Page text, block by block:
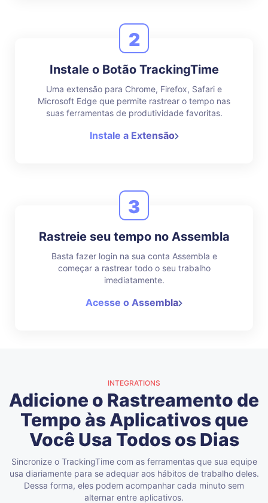
2
Instale o Botão TrackingTime
Uma extensão para Chrome, Firefox, Safari e
Microsoft Edge que permite rastrear o tempo nas
suas ferramentas de produtividade favoritas.
Instale a Extensão
3
Rastreie seu tempo no Assembla
Basta fazer login na sua conta Assembla e
começar a rastrear todo o seu trabalho
imediatamente.
Acesse o Assembla
INTEGRATIONS
Adicione o Rastreamento de
Tempo às Aplicativos que
Você Usa Todos os Dias
Sincronize o TrackingTime com as ferramentas que sua equipe
usa diariamente para se adequar aos hábitos de trabalho deles.
Dessa forma, eles podem acompanhar cada minuto sem
alternar entre aplicativos.